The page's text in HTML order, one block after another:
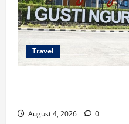
Travel
August 4, 2026 0